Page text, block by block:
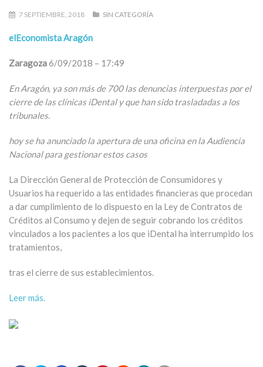
7 SEPTIEMBRE, 2018 SIN CATEGORÍA
elEconomista Aragón
Zaragoza6/09/2018 – 17:49
En Aragón, ya son más de 700 las denuncias interpuestas por el
cierre de las clínicas iDental y que han sido trasladadas a los
tribunales.
hoy se ha anunciado la apertura de una oficina en la Audiencia
Nacional para gestionar estos casos
La Dirección General de Protección de Consumidores y
Usuarios ha requerido a las entidades financieras que procedan
a dar cumplimiento de lo dispuesto en la Ley de Contratos de
Créditos al Consumo y dejen de seguir cobrando los créditos
vinculados a los pacientes a los que iDental ha interrumpido los
tratamientos,
tras el cierre de sus establecimientos.
Leer más.